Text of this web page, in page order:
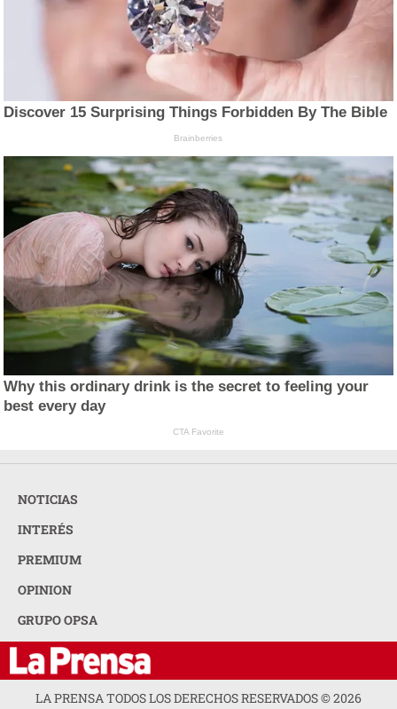
Discover 15 Surprising Things Forbidden By The Bible
Brainberries
Why this ordinary drink is the secret to feeling your
best every day
CTA Favorite
NOTICIAS
INTERÉS
PREMIUM
OPINION
GRUPO OPSA
LA PRENSA TODOS LOS DERECHOS RESERVADOS ©2026